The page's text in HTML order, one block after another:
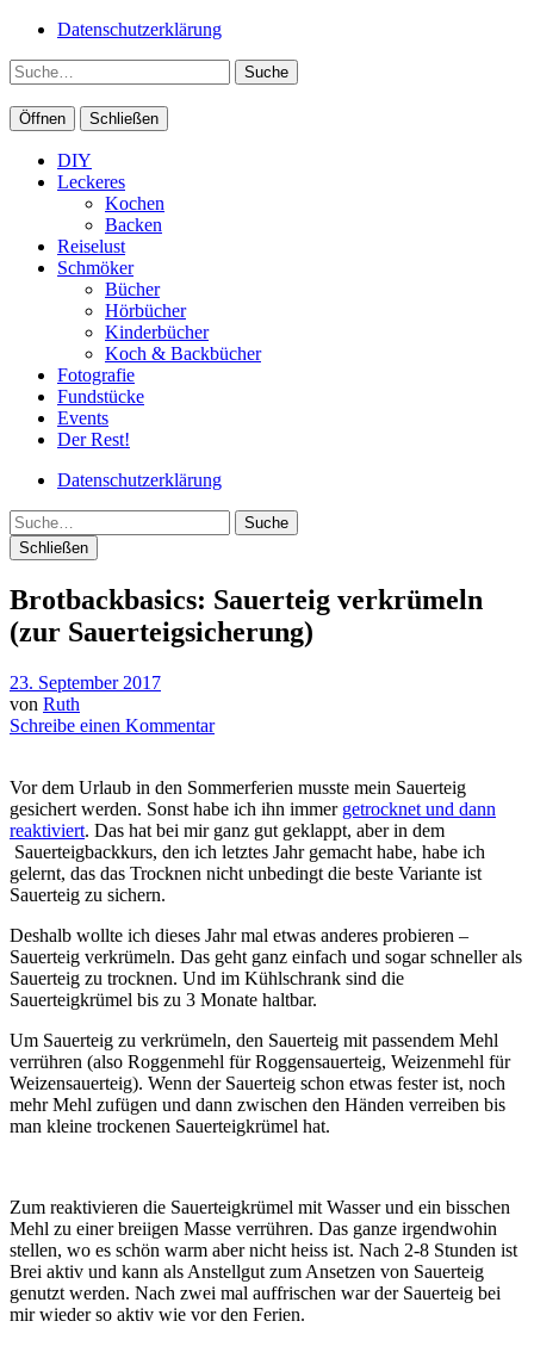
Datenschutzerklärung
Suche
Öffnen Schließen
DIY
Leckeres
Kochen
Backen
Reiselust
Schmöker
Bücher
Hörbücher
Kinderbücher
Koch & Backbücher
Fotografie
Fundstücke
Events
Der Rest!
Datenschutzerklärung
Suche
Schließen
Brotbackbasics: Sauerteig verkrümeln
(zur Sauerteigsicherung)
23. September 2017
von Ruth
Schreibe einen Kommentar
Vor dem Urlaub in den Sommerferien musste mein Sauerteig
gesichert werden. Sonst habe ich ihn immer getrocknet und dann
reaktiviert. Das hat bei mir ganz gut geklappt, aber in dem
Sauerteigbackkurs, den ich letztes Jahr gemacht habe, habe ich
gelernt, das das Trocknen nicht unbedingt die beste Variante ist
Sauerteig zu sichern.
Deshalb wollte ich dieses Jahr mal etwas anderes probieren –
Sauerteig verkrümeln. Das geht ganz einfach und sogar schneller als
Sauerteig zu trocknen. Und im Kühlschrank sind die
Sauerteigkrümel bis zu 3 Monate haltbar.
Um Sauerteig zu verkrümeln, den Sauerteig mit passendem Mehl
verrühren (also Roggenmehl für Roggensauerteig, Weizenmehl für
Weizensauerteig). Wenn der Sauerteig schon etwas fester ist, noch
mehr Mehl zufügen und dann zwischen den Händen verreiben bis
man kleine trockenen Sauerteigkrümel hat.
Zum reaktivieren die Sauerteigkrümel mit Wasser und ein bisschen
Mehl zu einer breiigen Masse verrühren. Das ganze irgendwohin
stellen, wo es schön warm aber nicht heiss ist. Nach 2-8 Stunden ist
Brei aktiv und kann als Anstellgut zum Ansetzen von Sauerteig
genutzt werden. Nach zwei mal auffrischen war der Sauerteig bei
mir wieder so aktiv wie vor den Ferien.